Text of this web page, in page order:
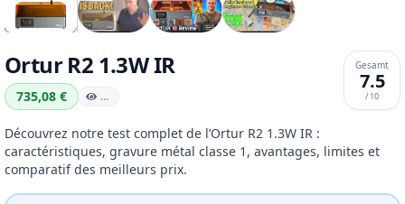
Ortur R2 1.3W IR
735,08 € …
Gesamt
7.5
/ 10
Découvrez notre test complet de l’Ortur R2 1.3W IR :
caractéristiques, gravure métal classe 1, avantages, limites et
comparatif des meilleurs prix.